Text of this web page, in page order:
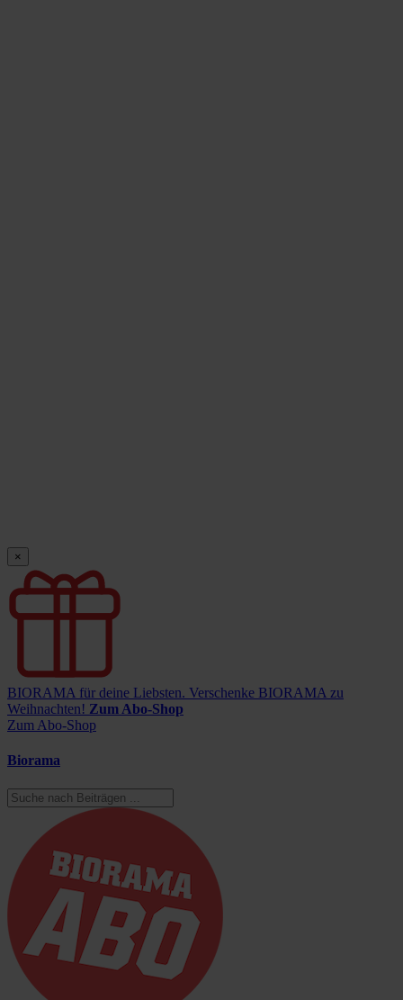
×
BIORAMA für deine Liebsten. Verschenke BIORAMA zu
Weihnachten! Zum Abo-Shop
Zum Abo-Shop
Biorama